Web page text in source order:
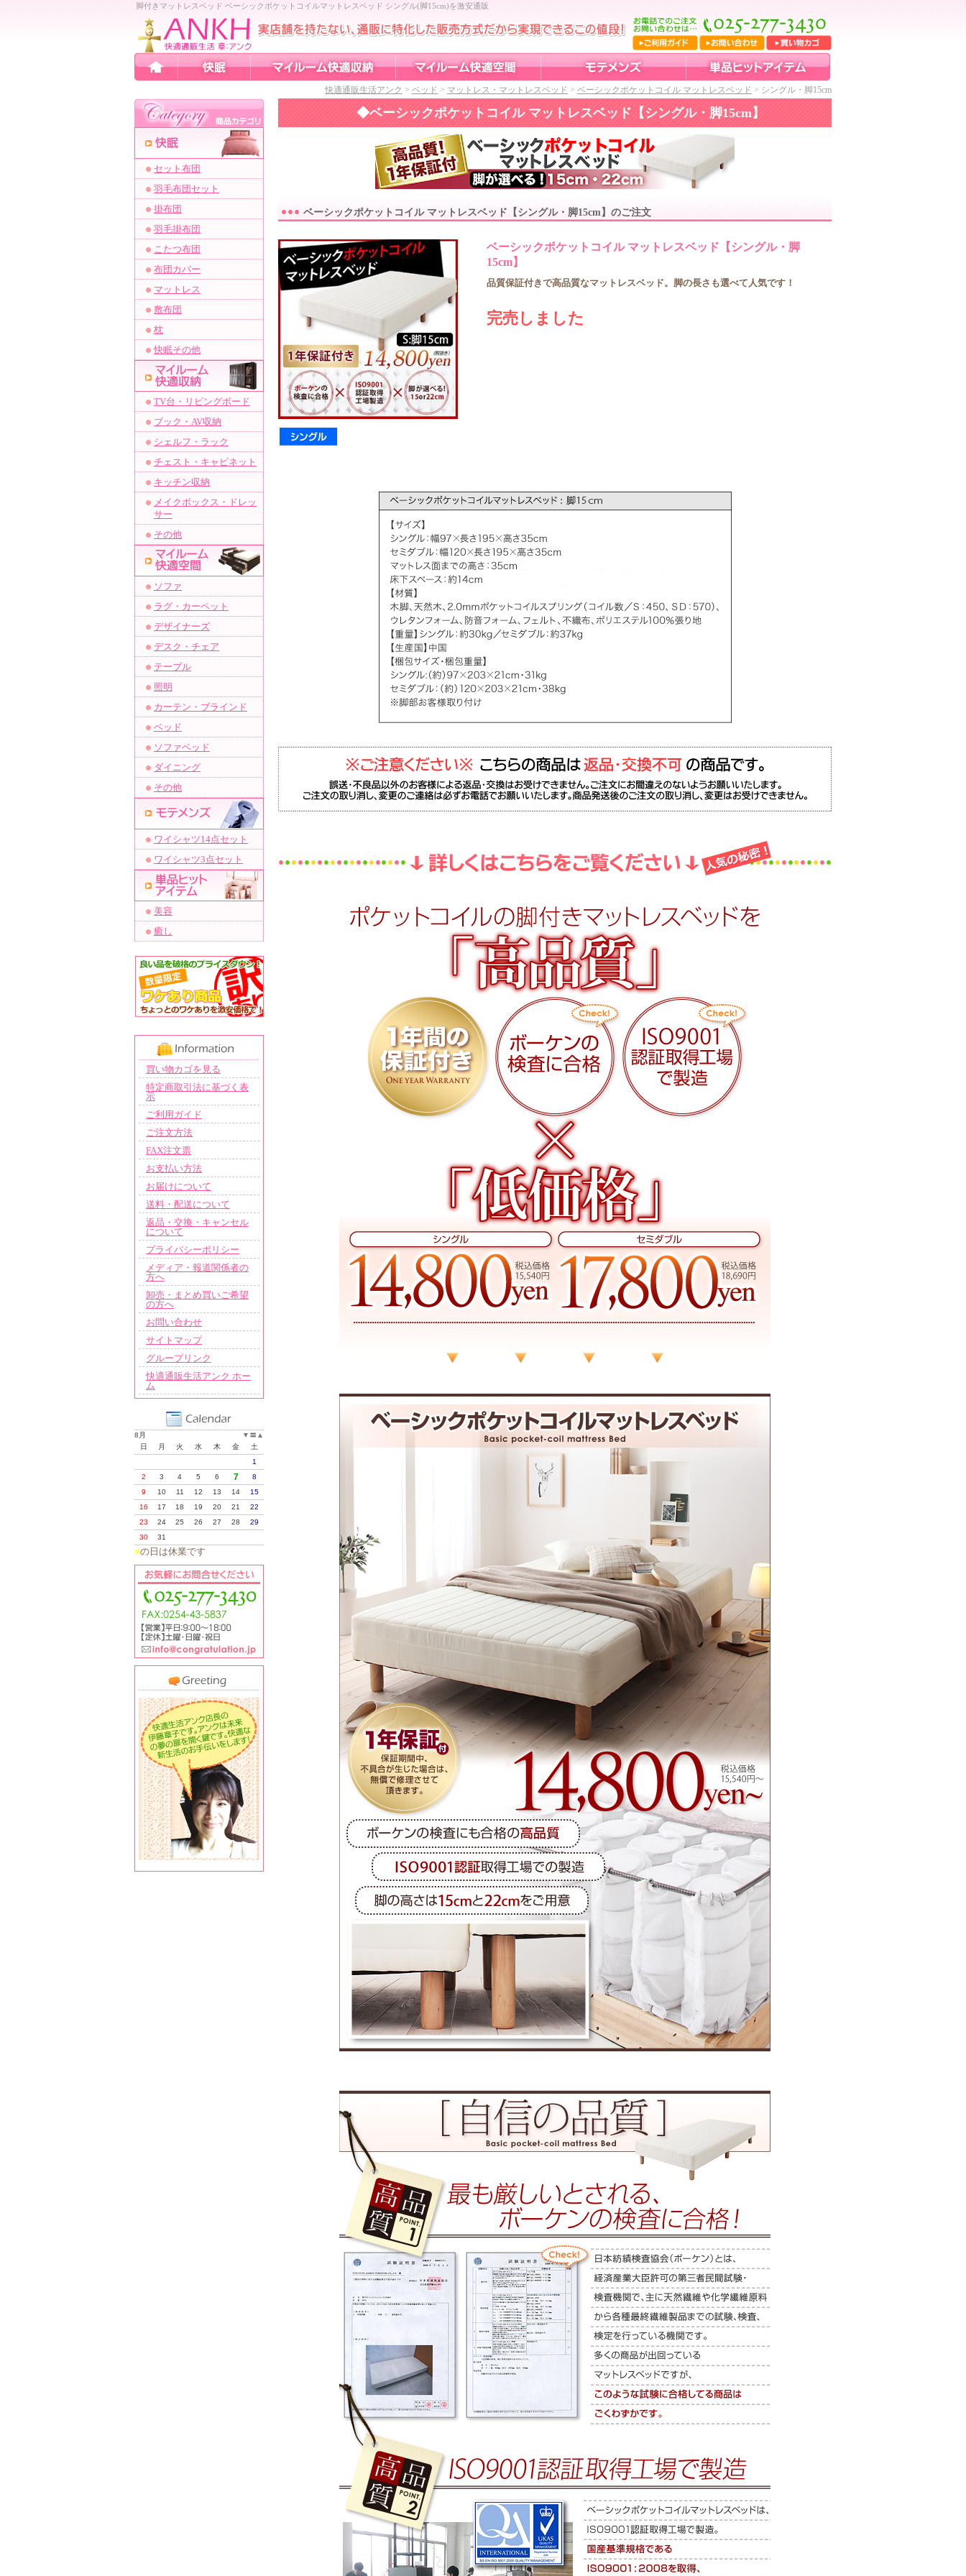
脚付きマットレスベッド ベーシックポケットコイルマットレスベッド シングル(脚15cm)を激安通販
快適通販生活アンク > ベッド > マットレス・マットレスベッド > ベーシックポケットコイル マットレスベッド > シングル・脚15cm
◆ベーシックポケットコイル マットレスベッド【シングル・脚15cm】
ベーシックポケットコイル マットレスベッド【シングル・脚15cm】のご注文
ベーシックポケットコイル マットレスベッド【シングル・脚
15cm】
品質保証付きで高品質なマットレスベッド。脚の長さも選べて人気です！
完売しました
セット布団
羽毛布団セット
掛布団
羽毛掛布団
こたつ布団
布団カバー
マットレス
敷布団
枕
快眠その他
TV台・リビングボード
ブック・AV収納
シェルフ・ラック
チェスト・キャビネット
キッチン収納
メイクボックス・ドレッ
サー
その他
ソファ
ラグ・カーペット
デザイナーズ
デスク・チェア
テーブル
照明
カーテン・ブラインド
ベッド
ソファベッド
ダイニング
その他
ワイシャツ14点セット
ワイシャツ3点セット
美容
癒し
買い物カゴを見る
特定商取引法に基づく表
示
ご利用ガイド
ご注文方法
FAX注文票
お支払い方法
お届けについて
送料・配送について
返品・交換・キャンセル
について
プライバシーポリシー
メディア・報道関係者の
方へ
卸売・まとめ買いご希望
の方へ
お問い合わせ
サイトマップ
グループリンク
快適通販生活アンク ホー
ム
▲
〓
▼
8月
日
月 火 水 木 金
土
1
2
3 4 5 6 7
8
9
10 11 12 13 14
15
16
17 18 19 20 21
22
23
24 25 26 27 28
29
30
31
■の日は休業です